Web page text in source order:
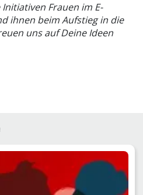
Frauen im E-
ihnen beim Aufstieg in die
uns auf Deine Ideen